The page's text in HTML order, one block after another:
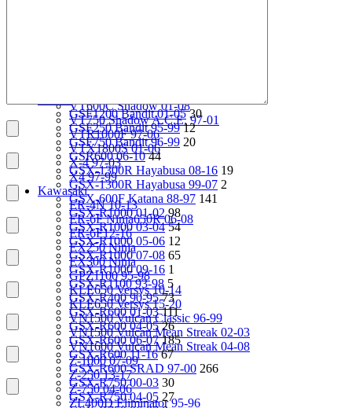
VT600C Shadow 01-08
VT750 Shadow A.C.E. 97-01
VTR1000F 97-06
VTX1800S 01-06
X-4 97-03
X4 97-99
Kawasaki
ER-4N 10-13
ER-6F Ninja650R 06-08
ER-6F12-16
EX250 Ninja
EX300 Ninja
GPZ1100 95-98
KLE650 Versys 10-14
KLE650 Versys 15-20
VN1500 Vulcan Classic 96-99
VN1500 Vulcan Mean Streak 02-03
VN1600 Vulcan Mean Streak 04-08
Z-1000 07-09
Z-250 13-17
Z-750 04-06
ZL400D Eliminator 95-96
GSF1200 Bandit 01-05 30
GSF250 Bandit 95-99 12
GSF750 Bandit 96-99 20
GSR600 06-10 44
GSX-1300R Hayabusa 08-16 19
GSX-1300R Hayabusa 99-07 2
GSX-600F Katana 88-97 141
GSX-R1000 01-02 98
GSX-R1000 03-04 54
GSX-R1000 05-06 12
GSX-R1000 07-08 65
GSX-R1000 09-16 1
GSX-R1100 93-98 5
GSX-R400 90-95 73
GSX-R600 01-03 111
GSX-R600 04-05 26
GSX-R600 06-07 185
GSX-R600 11-16 67
GSX-R600 SRAD 97-00 266
GSX-R750 00-03 30
GSX-R750 04-05 27